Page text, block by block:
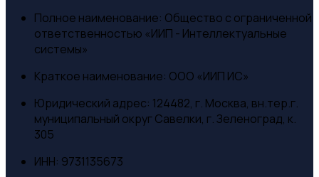
Полное наименование: Общество с ограниченной
ответственностью «ИИП - Интеллектуальные
системы»
Краткое наименование: ООО «ИИП ИС»
Юридический адрес: 124482, г. Москва, вн.тер.г.
муниципальный округ Савелки, г. Зеленоград, к.
305
ИНН: 9731135673